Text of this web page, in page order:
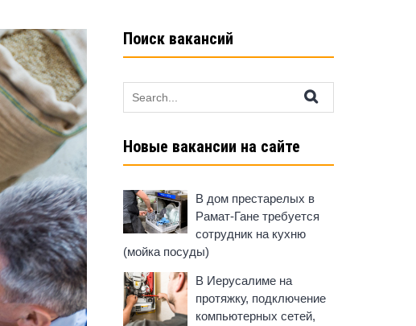
Поиск вакансий
for:
Новые вакансии на сайте
В дом престарелых в
Рамат-Гане требуется
сотрудник на кухню
(мойка посуды)
В Иерусалиме на
протяжку, подключение
компьютерных сетей,